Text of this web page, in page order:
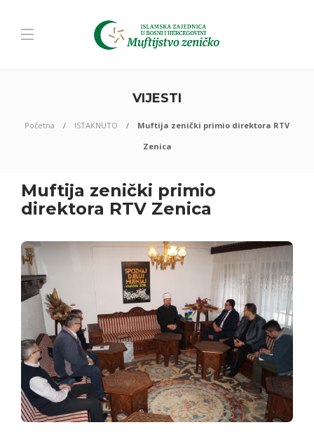
VIJESTI
Početna ISTAKNUTO
Muftija zenički primio direktora RTV
Zenica
Muftija zenički primio
direktora RTV Zenica